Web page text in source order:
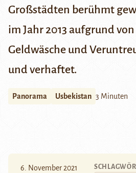
Großstädten berühmt
im Jahr 2013 aufgrund
Geldwäsche und
und verhaftet.
Panorama Usbekistan 3 Minuten
6. November 2021